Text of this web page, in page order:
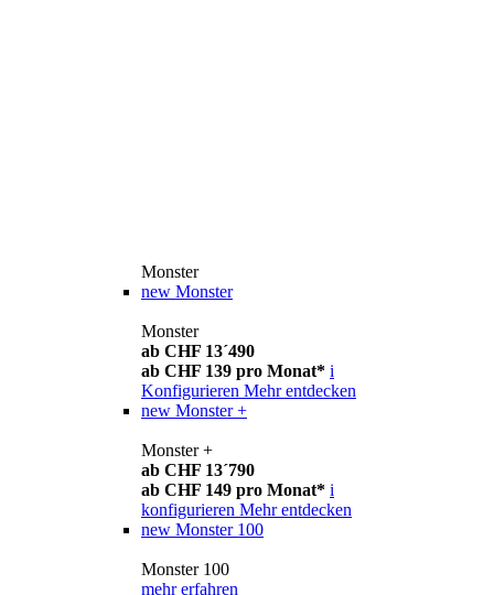
Monster
new Monster
Monster
ab CHF 13´490
ab CHF 139 pro Monat* i
Konfigurieren Mehr entdecken
new Monster +
Monster +
ab CHF 13´790
ab CHF 149 pro Monat* i
konfigurieren Mehr entdecken
new Monster 100
Monster 100
mehr erfahren